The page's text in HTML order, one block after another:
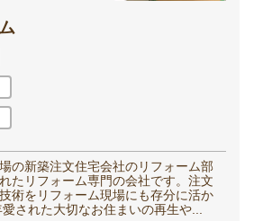
の新築注文住宅会社のリフォーム部
たリフォーム専門の会社です。注文
術をリフォーム現場にも存分に活か
された大切なお住まいの再生や...